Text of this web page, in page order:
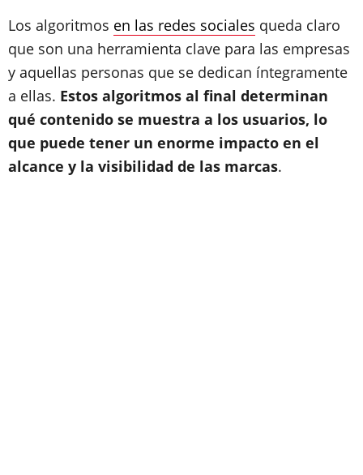
Los algoritmos en las redes sociales queda claro
que son una herramienta clave para las empresas
y aquellas personas que se dedican íntegramente
a ellas. Estos algoritmos al final determinan
qué contenido se muestra a los usuarios, lo
que puede tener un enorme impacto en el
alcance y la visibilidad de las marcas.